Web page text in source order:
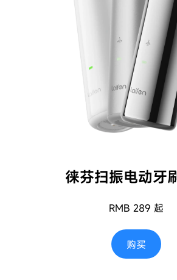
徕芬扫振电动牙
RMB 289 起
购买